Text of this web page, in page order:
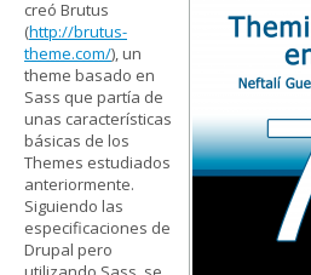
creó Brutus
(http://brutus-
theme.com/), un
theme basado en
Sass que partía de
unas características
básicas de los
Themes estudiados
anteriormente.
Siguiendo las
especificaciones de
Drupal pero